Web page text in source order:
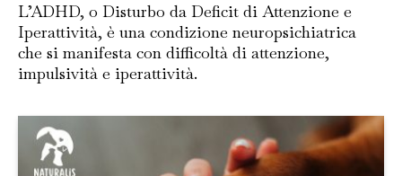
L’ADHD, o Disturbo da Deficit di Attenzione e
Iperattività, è una condizione neuropsichiatrica
che si manifesta con difficoltà di attenzione,
impulsività e iperattività.